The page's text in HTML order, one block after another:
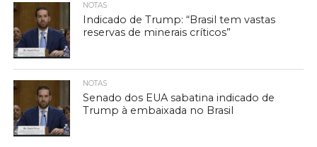
NOTAS
Indicado de Trump: “Brasil tem vastas
reservas de minerais críticos”
NOTAS
Senado dos EUA sabatina indicado de
Trump à embaixada no Brasil